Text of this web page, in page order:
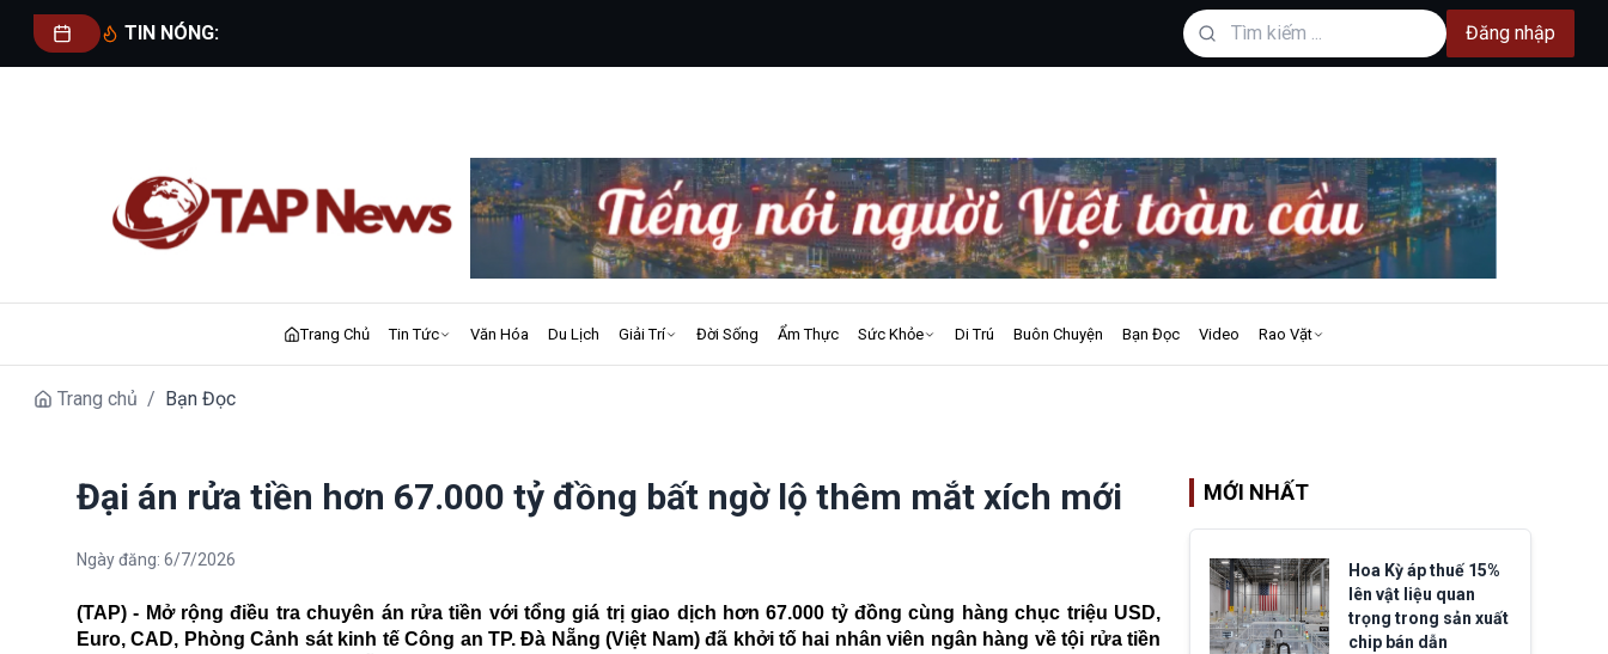
TIN NÓNG: Đăng nhập
Trang Chủ Tin Tức Văn Hóa Du Lịch Giải Trí Đời Sống Ẩm Thực Sức Khỏe Di Trú Buôn Chuyện Bạn Đọc Video Rao Vặt
Trang chủ / Bạn Đọc
Đại án rửa tiền hơn 67.000 tỷ đồng bất ngờ lộ thêm mắt xích mới
Ngày đăng: 6/7/2026
(TAP) - Mở rộng điều tra chuyên án rửa tiền với tổng giá trị giao dịch hơn 67.000 tỷ đồng cùng hàng chục triệu USD,
Euro, CAD, Phòng Cảnh sát kinh tế Công an TP. Đà Nẵng (Việt Nam) đã khởi tố hai nhân viên ngân hàng về tội rửa tiền
MỚI NHẤT
Hoa Kỳ áp thuế 15%
lên vật liệu quan
trọng trong sản xuất
chip bán dẫn